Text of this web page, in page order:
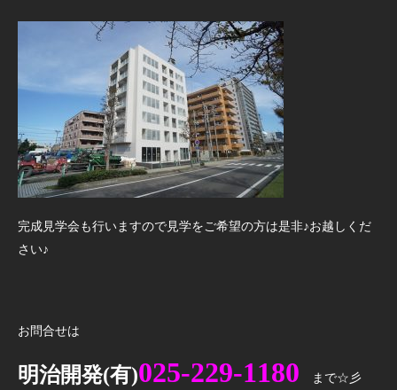
完成見学会も行いますので見学をご希望の方は是非♪お越しくだ
さい♪
お問合せは
明治開発(有)025-229-1180 まで☆彡